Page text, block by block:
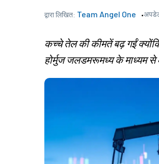
द्वारा लिखित: Team Angel One
कच्चे तेल की कीमतें बढ़ गईं
होर्मुज जलडमरूमध्य के माध्यम से